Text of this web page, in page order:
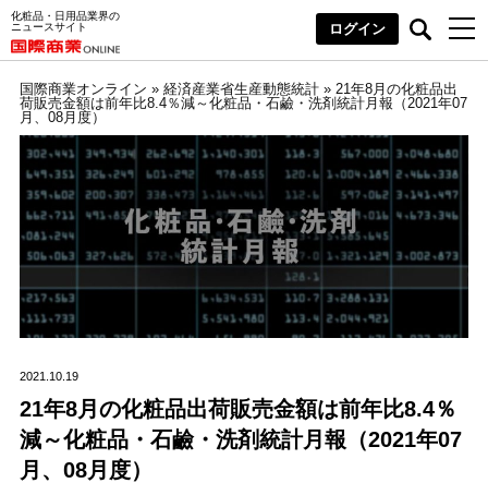
化粧品・日用品業界の
ニュースサイト
ログイン
国際商業オンライン » 経済産業省生産動態統計» 21年8月の化粧品出
荷販売金額は前年比8.4％減～化粧品・石鹼・洗剤統計月報（2021年07
月、08月度）
2021.10.19
21年8月の化粧品出荷販売金額は前年比8.4％
減～化粧品・石鹼・洗剤統計月報（2021年07
月、08月度）